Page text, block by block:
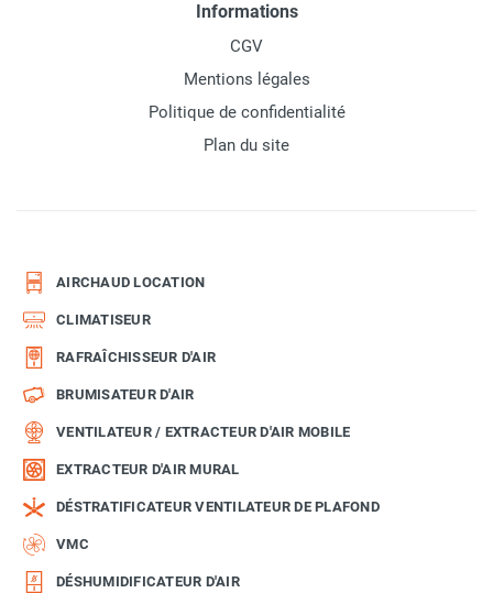
Informations
CGV
Mentions légales
Politique de confidentialité
Plan du site
AIRCHAUD LOCATION
CLIMATISEUR
RAFRAÎCHISSEUR D'AIR
BRUMISATEUR D'AIR
VENTILATEUR / EXTRACTEUR D'AIR MOBILE
EXTRACTEUR D'AIR MURAL
DÉSTRATIFICATEUR VENTILATEUR DE PLAFOND
VMC
DÉSHUMIDIFICATEUR D'AIR